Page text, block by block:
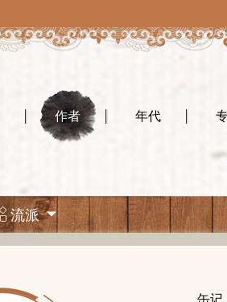
作者 年代
流派
缶记